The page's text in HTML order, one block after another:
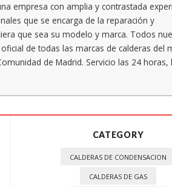
empresa con amplia y contrastada
que se encarga de la reparación y
que sea su modelo y marca. Todos
de todas las marcas de calderas del
de Madrid. Servicio las 24 horas,
CATEGORY
CALDERAS DE CONDENSACION
CALDERAS DE GAS